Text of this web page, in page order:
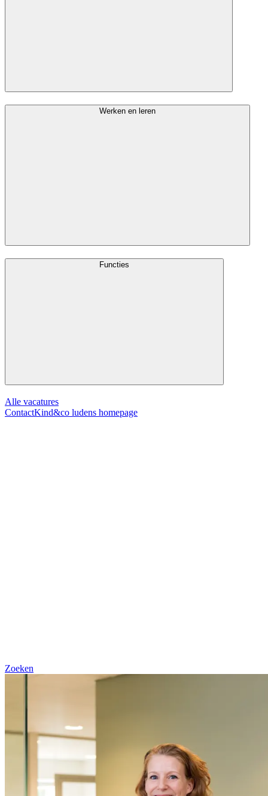
Werken en leren
Functies
Alle vacatures
ContactKind&co ludens homepage
Zoeken